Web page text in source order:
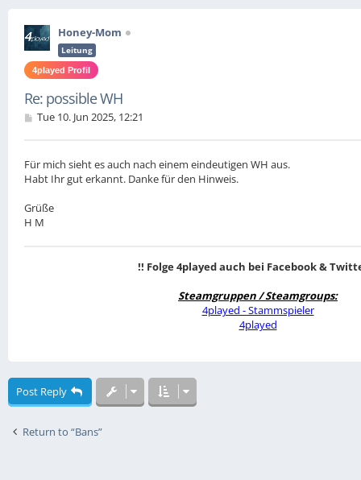
Honey-Mom
Leitung
4played Profil
Re: possible WH
PTue 10. Jun 2025, 12:21
Für mich sieht es auch nach einem eindeutigen WH aus.
Habt Ihr gut erkannt. Danke für den Hinweis.
Grüße
H M
!! Folge 4played auch bei Facebook &
Steamgruppen / Steamgroups:
4played - Stammspieler
4played
Post Reply
Return to “Bans”